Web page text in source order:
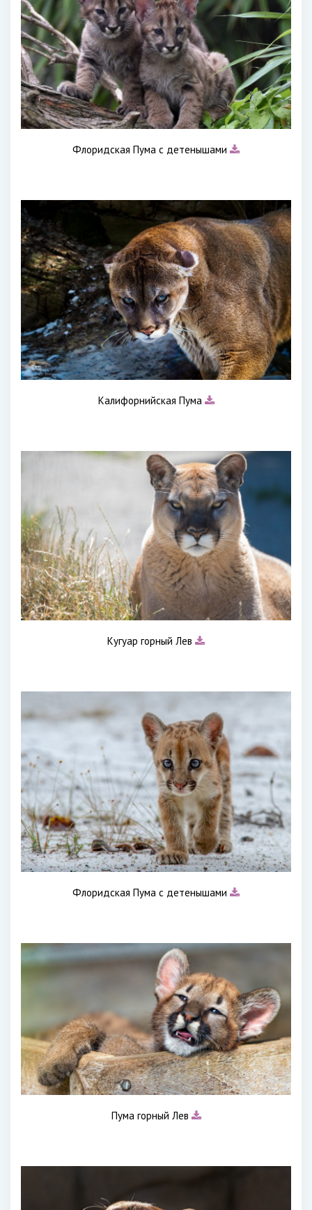
Флоридская Пума с детенышами
Калифорнийская Пума
Кугуар горный Лев
Флоридская Пума с детенышами
Пума горный Лев